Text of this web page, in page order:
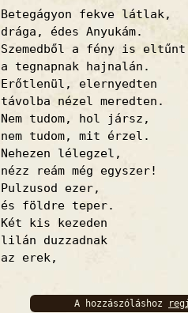
Betegágyon fekve látlak,
drága, édes Anyukám.
Szemedből a fény is eltűnt
a tegnapnak hajnalán.
Erőtlenül, elernyedten
távolba nézel meredten.
Nem tudom, hol jársz,
nem tudom, mit érzel.
Nehezen lélegzel,
nézz reám még egyszer!
Pulzusod ezer,
és földre teper.
Két kis kezeden
lilán duzzadnak
az erek,
A hozzászóláshoz